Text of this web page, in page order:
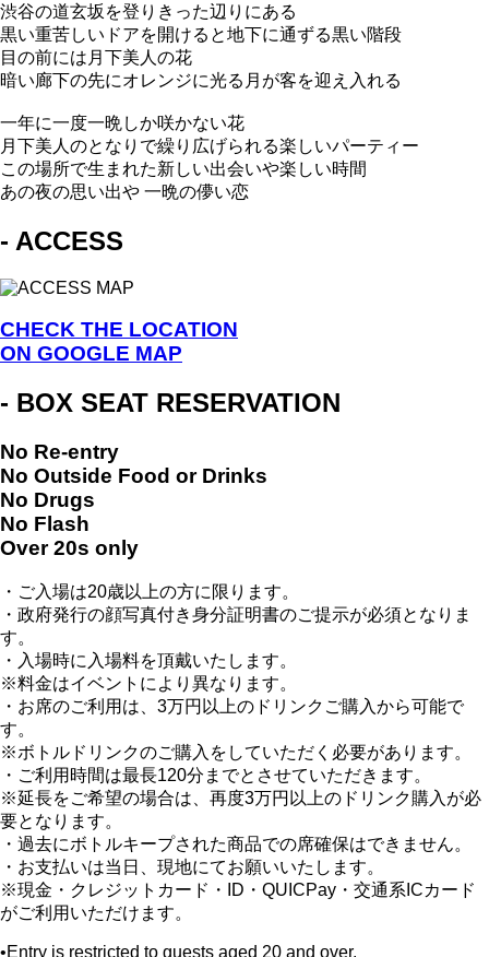
渋谷の道玄坂を登りきった辺りにある
黒い重苦しいドアを開けると地下に通ずる黒い階段
目の前には月下美人の花
暗い廊下の先にオレンジに光る月が客を迎え入れる
一年に一度一晩しか咲かない花
月下美人のとなりで繰り広げられる楽しいパーティー
この場所で生まれた新しい出会いや楽しい時間
あの夜の思い出や 一晩の儚い恋
- ACCESS
CHECK THE LOCATION
ON GOOGLE MAP
- BOX SEAT RESERVATION
No Re-entry
No Outside Food or Drinks
No Drugs
No Flash
Over 20s only
・ご入場は20歳以上の方に限ります。
・政府発行の顔写真付き身分証明書のご提示が必須となりま
す。
・入場時に入場料を頂戴いたします。
※料金はイベントにより異なります。
・お席のご利用は、3万円以上のドリンクご購入から可能で
す。
※ボトルドリンクのご購入をしていただく必要があります。
・ご利用時間は最長120分までとさせていただきます。
※延長をご希望の場合は、再度3万円以上のドリンク購入が必
要となります。
・過去にボトルキープされた商品での席確保はできません。
・お支払いは当日、現地にてお願いいたします。
※現金・クレジットカード・ID・QUICPay・交通系ICカード
がご利用いただけます。
•Entry is restricted to guests aged 20 and over.